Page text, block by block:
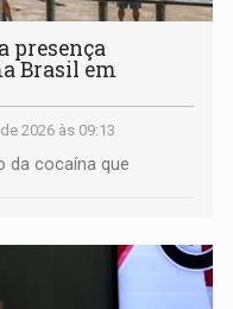
presença
Brasil em
2026 às 09:13
da cocaína que